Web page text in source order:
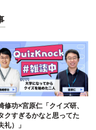
修功×宮原仁「クイズ研、
クすぎるかなと思ってた
礼）」